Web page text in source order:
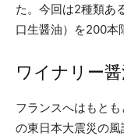
た。今回は2種類あ
口生醤油）を200本
ワイナリー
フランスへはもと
の東日本大震災の